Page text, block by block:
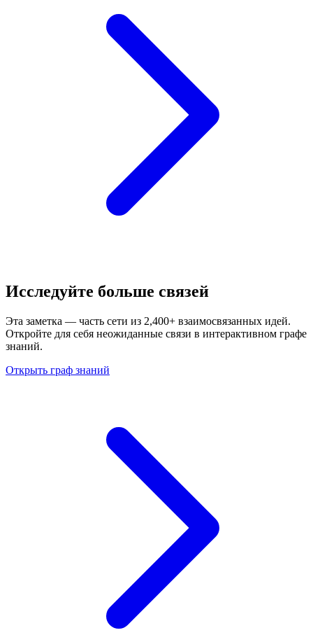
Исследуйте больше связей
Эта заметка — часть сети из 2,400+ взаимосвязанных идей.
Откройте для себя неожиданные связи в интерактивном графе
знаний.
Открыть граф знаний